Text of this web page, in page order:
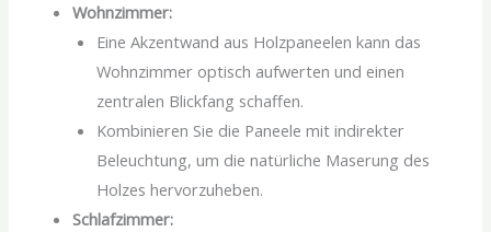
Wohnzimmer:
Eine Akzentwand aus Holzpaneelen kann das
Wohnzimmer optisch aufwerten und einen
zentralen Blickfang schaffen.
Kombinieren Sie die Paneele mit indirekter
Beleuchtung, um die natürliche Maserung des
Holzes hervorzuheben.
Schlafzimmer: